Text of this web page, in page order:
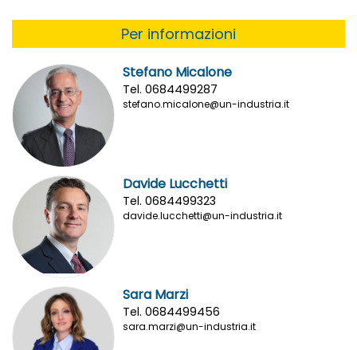
Per informazioni
Stefano Micalone
Tel. 0684499287
stefano.micalone@un-industria.it
Davide Lucchetti
Tel. 0684499323
davide.lucchetti@un-industria.it
Sara Marzi
Tel. 0684499456
sara.marzi@un-industria.it